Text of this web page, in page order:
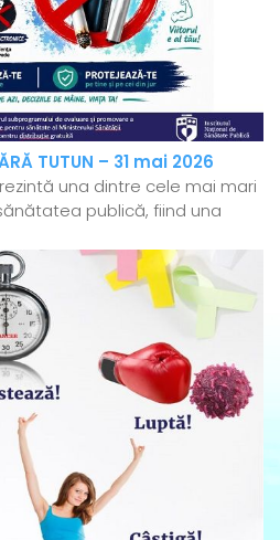
TUTUN – 31 mai 2026
una dintre cele mai mari
publică, fiind una